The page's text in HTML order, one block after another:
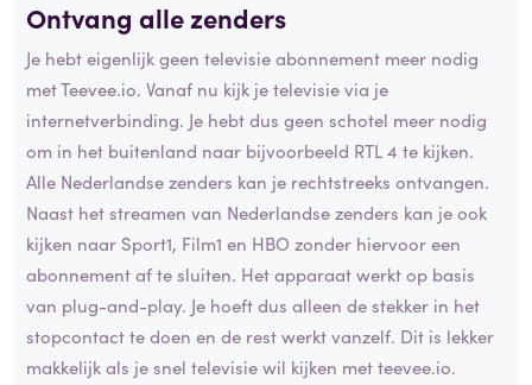
Ontvang alle zenders
Je hebt eigenlijk geen televisie abonnement meer nodig
met Teevee.io. Vanaf nu kijk je televisie via je
internetverbinding. Je hebt dus geen schotel meer nodig
om in het buitenland naar bijvoorbeeld RTL 4 te kijken.
Alle Nederlandse zenders kan je rechtstreeks ontvangen.
Naast het streamen van Nederlandse zenders kan je ook
kijken naar Sport1, Film1 en HBO zonder hiervoor een
abonnement af te sluiten. Het apparaat werkt op basis
van plug-and-play. Je hoeft dus alleen de stekker in het
stopcontact te doen en de rest werkt vanzelf. Dit is lekker
makkelijk als je snel televisie wil kijken met teevee.io.